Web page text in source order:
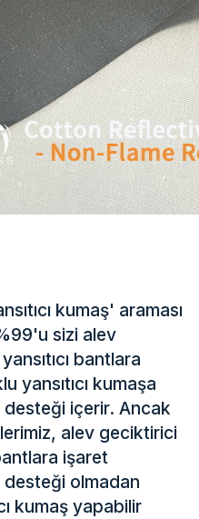
kumaş' araması
sizi alev
bantlara
yansıtıcı kumaşa
desteği içerir. Ancak
alev geciktirici
işaret
olmadan
kumaş yapabilir